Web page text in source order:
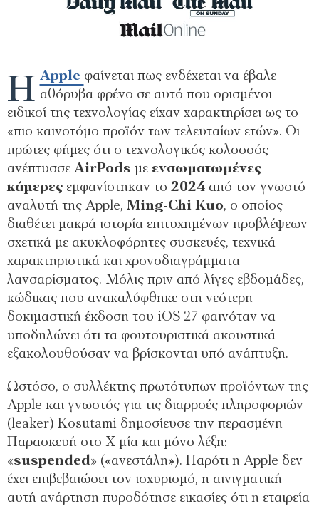
Η Apple φαίνεται πως ενδέχεται να έβαλε
αθόρυβα φρένο σε αυτό που ορισμένοι
ειδικοί της τεχνολογίας είχαν χαρακτηρίσει ως το
«πιο καινοτόμο προϊόν των τελευταίων ετών». Οι
πρώτες φήμες ότι ο τεχνολογικός κολοσσός
ανέπτυσσε AirPods με ενσωματωμένες
κάμερες εμφανίστηκαν το 2024 από τον γνωστό
αναλυτή της Apple, Ming-Chi Kuo, ο οποίος
διαθέτει μακρά ιστορία επιτυχημένων προβλέψεων
σχετικά με ακυκλοφόρητες συσκευές, τεχνικά
χαρακτηριστικά και χρονοδιαγράμματα
λανσαρίσματος. Μόλις πριν από λίγες εβδομάδες,
κώδικας που ανακαλύφθηκε στη νεότερη
δοκιμαστική έκδοση του iOS 27 φαινόταν να
υποδηλώνει ότι τα φουτουριστικά ακουστικά
εξακολουθούσαν να βρίσκονται υπό ανάπτυξη.
Ωστόσο, ο συλλέκτης πρωτότυπων προϊόντων της
Apple και γνωστός για τις διαρροές πληροφοριών
(leaker) Kosutami δημοσίευσε την περασμένη
Παρασκευή στο X μία και μόνο λέξη:
«suspended» («ανεστάλη»). Παρότι η Apple δεν
έχει επιβεβαιώσει τον ισχυρισμό, η αινιγματική
αυτή ανάρτηση πυροδότησε εικασίες ότι η εταιρεία